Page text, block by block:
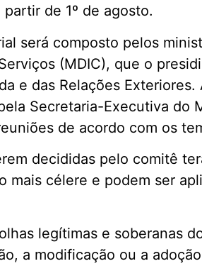
de 1º de agosto.
será composto pelos
(MDIC), que o
e das Relações
Secretaria-Executiva do
de acordo com os
decididas pelo comitê
mais célere e podem ser
legítimas e soberanas
a modificação ou a